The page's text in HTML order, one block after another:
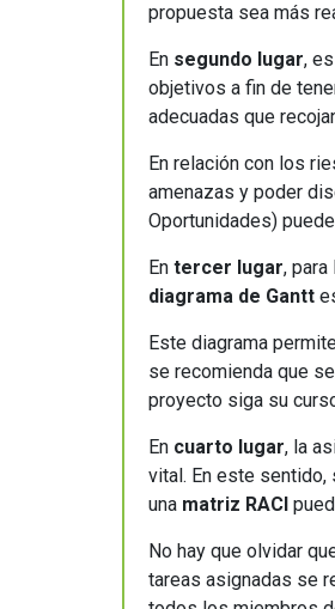
propuesta sea más
En segundo lugar,
objetivos a fin de
adecuadas que
En relación con los
amenazas y poder
Oportunidades)
En tercer lugar,
diagrama de Gantt
Este diagrama
se recomienda que
proyecto siga su
En cuarto lugar, la
vital. En este sentido,
una matriz RACI
No hay que olvidar
tareas asignadas se